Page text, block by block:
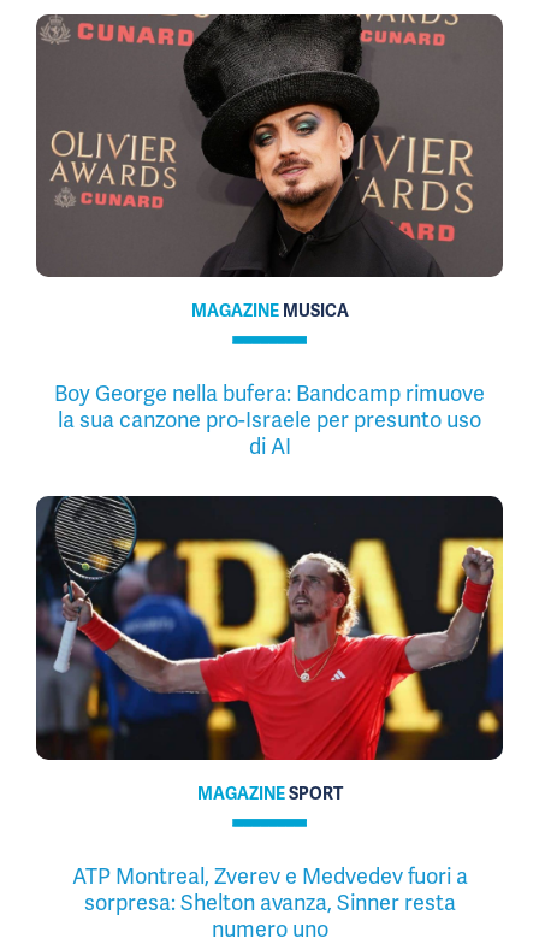
MAGAZINE MUSICA
Boy George nella bufera: Bandcamp rimuove
la sua canzone pro-Israele per presunto uso
di AI
MAGAZINESPORT
ATP Montreal, Zverev e Medvedev fuori a
sorpresa: Shelton avanza, Sinner resta
numero uno